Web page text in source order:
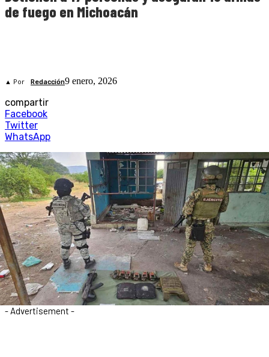
de fuego en Michoacán
▲ Por Redacción9 enero, 2026
compartir
Facebook
Twitter
WhatsApp
- Advertisement -